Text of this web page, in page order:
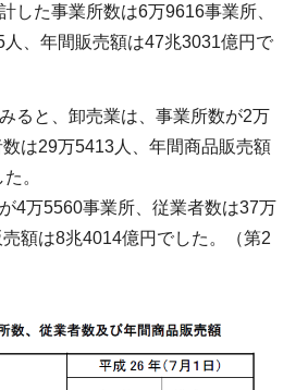
した事業所数は6万9616事業所、
、年間販売額は47兆3031億円で
ると、卸売業は、事業所数が2万
は29万5413人、年間商品販売額
。
4万5560事業所、従業者数は37万
額は8兆4014億円でした。（第2